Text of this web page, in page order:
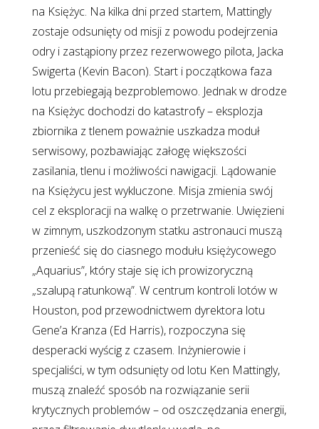
na Księżyc. Na kilka dni przed startem, Mattingly
zostaje odsunięty od misji z powodu podejrzenia
odry i zastąpiony przez rezerwowego pilota, Jacka
Swigerta (Kevin Bacon). Start i początkowa faza
lotu przebiegają bezproblemowo. Jednak w drodze
na Księżyc dochodzi do katastrofy – eksplozja
zbiornika z tlenem poważnie uszkadza moduł
serwisowy, pozbawiając załogę większości
zasilania, tlenu i możliwości nawigacji. Lądowanie
na Księżycu jest wykluczone. Misja zmienia swój
cel z eksploracji na walkę o przetrwanie. Uwięzieni
w zimnym, uszkodzonym statku astronauci muszą
przenieść się do ciasnego modułu księżycowego
„Aquarius”, który staje się ich prowizoryczną
„szalupą ratunkową”. W centrum kontroli lotów w
Houston, pod przewodnictwem dyrektora lotu
Gene’a Kranza (Ed Harris), rozpoczyna się
desperacki wyścig z czasem. Inżynierowie i
specjaliści, w tym odsunięty od lotu Ken Mattingly,
muszą znaleźć sposób na rozwiązanie serii
krytycznych problemów – od oszczędzania energii,